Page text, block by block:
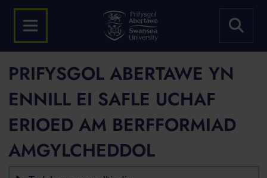
PRIFYSGOL ABERTAWE YN
ENNILL EI SAFLE UCHAF
ERIOED AM BERFFORMIAD
AMGYLCHEDDOL